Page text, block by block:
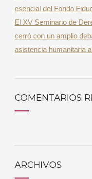
esencial del Fondo
El XV Seminario de
cerró con un amplio
asistencia humanitaria
COMENTARIOS
ARCHIVOS